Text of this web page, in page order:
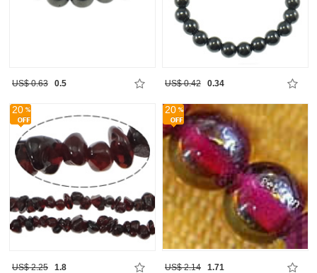
US$ 0.63 0.5 US$ 0.42 0.34
20
US$ 2.25 1.8
20
US$ 2.14 1.71